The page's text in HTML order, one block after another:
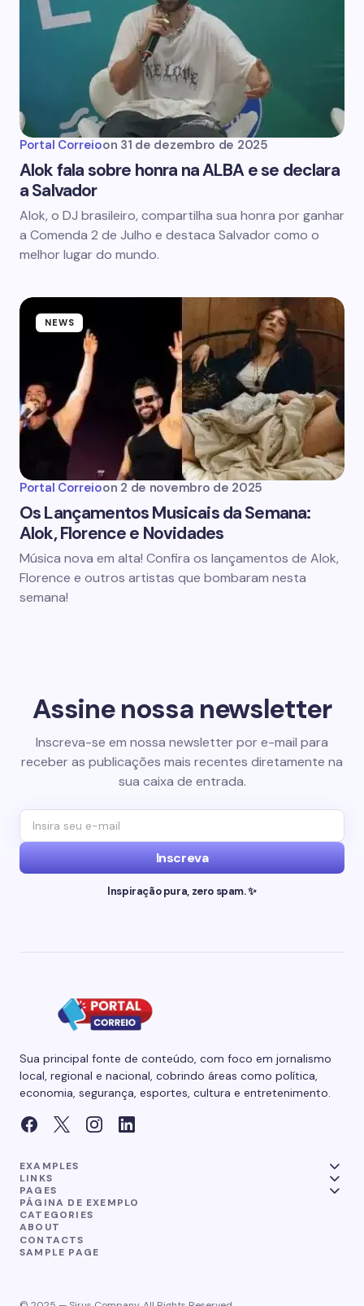
Portal Correioon 31 de dezembro de 2025
Alok fala sobre honra na ALBA e se declara
a Salvador
Alok, o DJ brasileiro, compartilha sua honra por ganhar
a Comenda 2 de Julho e destaca Salvador como o
melhor lugar do mundo.
NEWS
Portal Correioon 2 de novembro de 2025
Os Lançamentos Musicais da Semana:
Alok, Florence e Novidades
Música nova em alta! Confira os lançamentos de Alok,
Florence e outros artistas que bombaram nesta
semana!
Assine nossa newsletter
Inscreva-se em nossa newsletter por e-mail para
receber as publicações mais recentes diretamente na
sua caixa de entrada.
Inscreva
Inspiração pura, zero spam. ✨
Sua principal fonte de conteúdo, com foco em jornalismo
local, regional e nacional, cobrindo áreas como política,
economia, segurança, esportes, cultura e entretenimento.
EXAMPLES
LINKS
PAGES
PÁGINA DE EXEMPLO
CATEGORIES
ABOUT
CONTACTS
SAMPLE PAGE